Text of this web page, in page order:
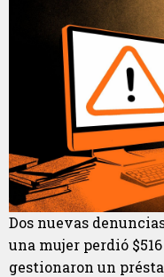
Dos nuevas
una mujer perdió
gestionaron un